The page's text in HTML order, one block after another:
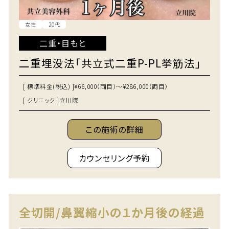
女性 20代
二重・目もと
二重埋没法「共立式二重P-PL挙筋法」
[ 標準料金(税込) ]¥66,000（両目）～¥286,000（両目）
[ クリニック ]立川院
この施術の詳細
カウンセリング予約
全切開/鼻翼縮小の１か月後の経過